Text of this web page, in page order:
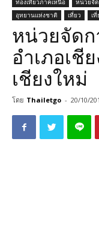
ท่องเที่ยวภาคเหนือ หน่วยจั
อุทยานแห่งชาติ
เที่ยว เ
หน่วยจัด
อำเภอเชี
เชียงใหม่
โดย Thailetgo - 20/10/